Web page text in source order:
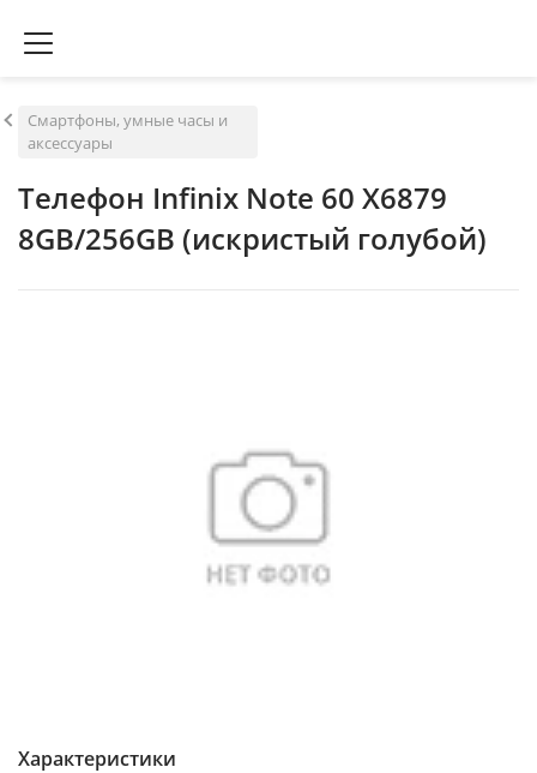
Смартфоны, умные часы и
аксессуары
Телефон Infinix Note 60 X6879
8GB/256GB (искристый голубой)
Характеристики